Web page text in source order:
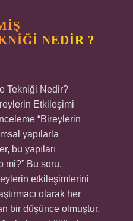
NEDIR ?
Tekniği Nedir?
Etkileşimi
“Bireylerin
yapılarla
bu yapıları
mi?” Bu soru,
etkileşimlerini
olarak her
bir düşünce olmuştur.